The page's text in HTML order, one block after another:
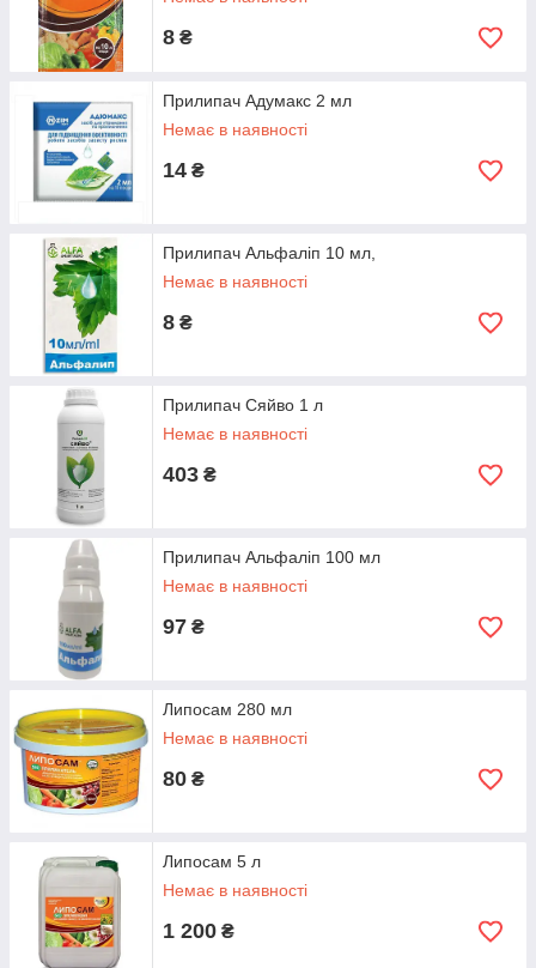
8 ₴
Прилипач Адумакс 2 мл
Немає в наявності
14 ₴
Прилипач Альфаліп 10 мл,
Немає в наявності
8 ₴
Прилипач Сяйво 1 л
Немає в наявності
403 ₴
Прилипач Альфаліп 100 мл
Немає в наявності
97 ₴
Липосам 280 мл
Немає в наявності
80 ₴
Липосам 5 л
Немає в наявності
1 200 ₴